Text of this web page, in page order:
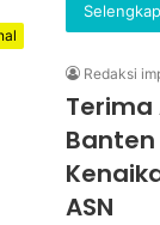
Redaksi
Terima
ASN